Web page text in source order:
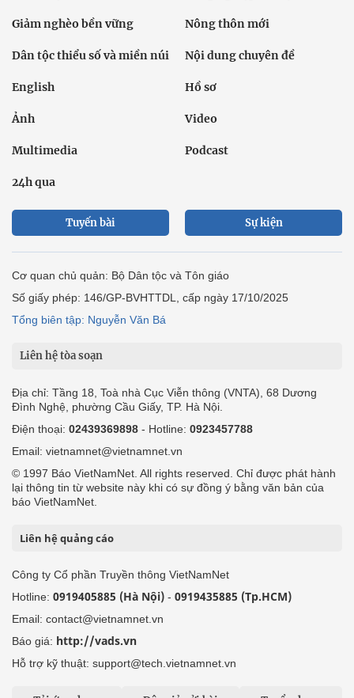
Giảm nghèo bền vững Nông thôn mới
Dân tộc thiểu số và miền núi Nội dung chuyên đề
English Hồ sơ
Ảnh Video
Multimedia Podcast
24h qua
Tuyến bài Sự kiện
Cơ quan chủ quản: Bộ Dân tộc và Tôn giáo
Số giấy phép: 146/GP-BVHTTDL, cấp ngày 17/10/2025
Tổng biên tập: Nguyễn Văn Bá
Liên hệ tòa soạn
Địa chỉ: Tầng 18, Toà nhà Cục Viễn thông (VNTA), 68 Dương
Đình Nghệ, phường Cầu Giấy, TP. Hà Nội.
Điện thoại: 02439369898 - Hotline: 0923457788
Email: vietnamnet@vietnamnet.vn
© 1997 Báo VietNamNet. All rights reserved. Chỉ được phát hành
lại thông tin từ website này khi có sự đồng ý bằng văn bản của
báo VietNamNet.
Liên hệ quảng cáo
Công ty Cổ phần Truyền thông VietNamNet
Hotline: 0919405885 (Hà Nội) - 0919435885 (Tp.HCM)
Email: contact@vietnamnet.vn
Báo giá: http://vads.vn
Hỗ trợ kỹ thuật: support@tech.vietnamnet.vn